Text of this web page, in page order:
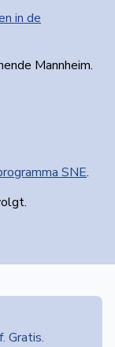
in de
Mannheim.
SNE.
Gratis.